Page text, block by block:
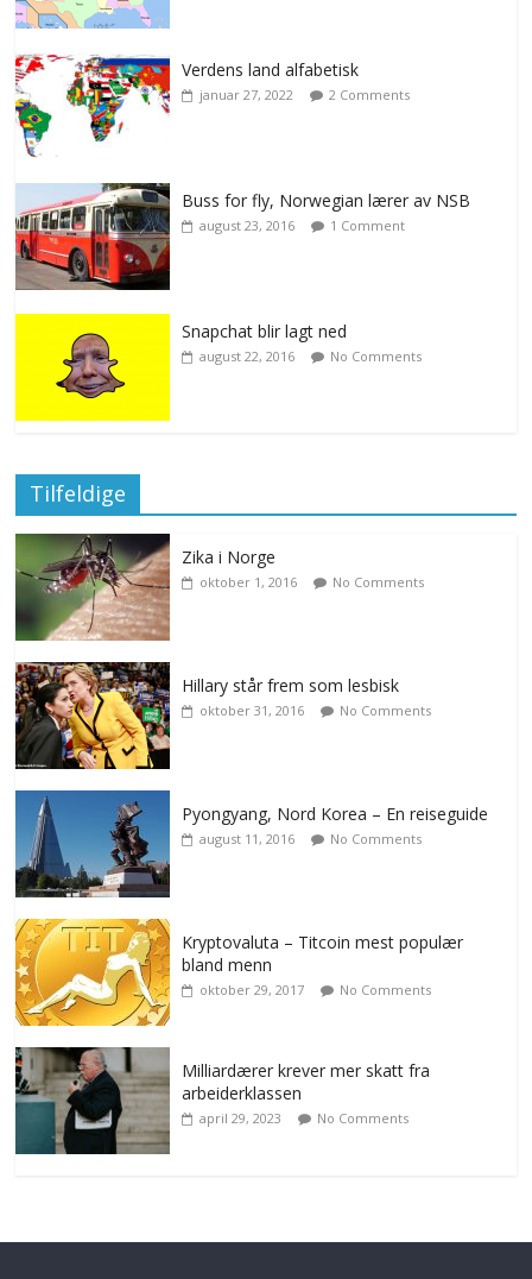
Verdens land alfabetisk
januar 27, 2022 2 Comments
Buss for fly, Norwegian lærer av NSB
august 23, 2016 1 Comment
Snapchat blir lagt ned
august 22, 2016 No Comments
Tilfeldige
Zika i Norge
oktober 1, 2016 No Comments
Hillary står frem som lesbisk
oktober 31, 2016 No Comments
Pyongyang, Nord Korea – En reiseguide
august 11, 2016 No Comments
Kryptovaluta – Titcoin mest populær
bland menn
oktober 29, 2017 No Comments
Milliardærer krever mer skatt fra
arbeiderklassen
april 29, 2023 No Comments